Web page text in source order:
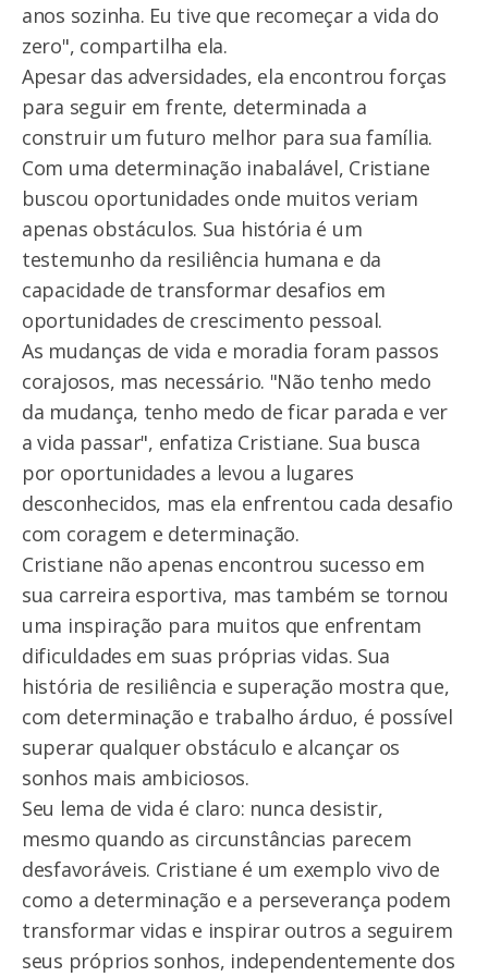
anos sozinha. Eu tive que recomeçar a vida do
zero", compartilha ela.
Apesar das adversidades, ela encontrou forças
para seguir em frente, determinada a
construir um futuro melhor para sua família.
Com uma determinação inabalável, Cristiane
buscou oportunidades onde muitos veriam
apenas obstáculos. Sua história é um
testemunho da resiliência humana e da
capacidade de transformar desafios em
oportunidades de crescimento pessoal.
As mudanças de vida e moradia foram passos
corajosos, mas necessário. "Não tenho medo
da mudança, tenho medo de ficar parada e ver
a vida passar", enfatiza Cristiane. Sua busca
por oportunidades a levou a lugares
desconhecidos, mas ela enfrentou cada desafio
com coragem e determinação.
Cristiane não apenas encontrou sucesso em
sua carreira esportiva, mas também se tornou
uma inspiração para muitos que enfrentam
dificuldades em suas próprias vidas. Sua
história de resiliência e superação mostra que,
com determinação e trabalho árduo, é possível
superar qualquer obstáculo e alcançar os
sonhos mais ambiciosos.
Seu lema de vida é claro: nunca desistir,
mesmo quando as circunstâncias parecem
desfavoráveis. Cristiane é um exemplo vivo de
como a determinação e a perseverança podem
transformar vidas e inspirar outros a seguirem
seus próprios sonhos, independentemente dos